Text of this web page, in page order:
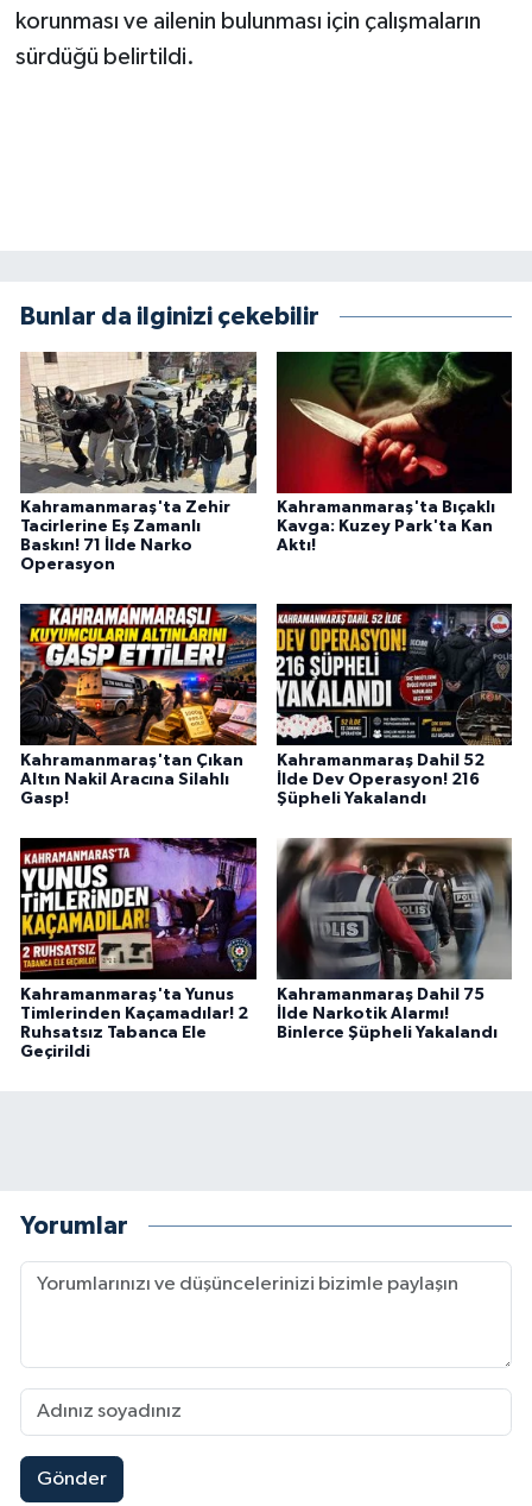
korunması ve ailenin bulunması için çalışmaların
sürdüğü belirtildi.
Bunlar da ilginizi çekebilir
Kahramanmaraş'ta Zehir
Tacirlerine Eş Zamanlı
Baskın! 71 İlde Narko
Operasyon
Kahramanmaraş'ta Bıçaklı
Kavga: Kuzey Park'ta Kan
Aktı!
Kahramanmaraş'tan Çıkan
Altın Nakil Aracına Silahlı
Gasp!
Kahramanmaraş Dahil 52
İlde Dev Operasyon! 216
Şüpheli Yakalandı
Kahramanmaraş'ta Yunus
Timlerinden Kaçamadılar! 2
Ruhsatsız Tabanca Ele
Geçirildi
Kahramanmaraş Dahil 75
İlde Narkotik Alarmı!
Binlerce Şüpheli Yakalandı
Yorumlar
Gönder
22:09 |Kahramanmaraş'ta Uluslararası Bisiklet
BÖLGEDEN
BİLİM TEKNOLOJİ
ASAYİŞ
ÇEVRE
BİLİM VE TEKNOLOJİ
YARIŞMALAR
HABERDE İNSAN